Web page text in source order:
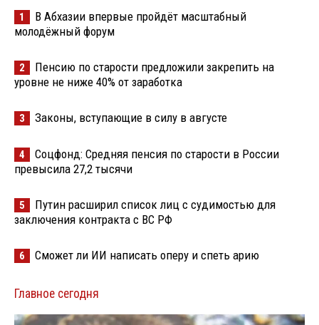
1
В Абхазии впервые пройдёт масштабный
молодёжный форум
2
Пенсию по старости предложили закрепить на
уровне не ниже 40% от заработка
3 Законы, вступающие в силу в августе
4
Соцфонд: Средняя пенсия по старости в России
превысила 27,2 тысячи
5
Путин расширил список лиц с судимостью для
заключения контракта с ВС РФ
6 Сможет ли ИИ написать оперу и спеть арию
Главное сегодня